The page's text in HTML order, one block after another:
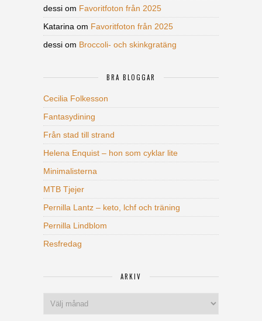
dessi om Favoritfoton från 2025
Katarina om Favoritfoton från 2025
dessi om Broccoli- och skinkgratäng
BRA BLOGGAR
Cecilia Folkesson
Fantasydining
Från stad till strand
Helena Enquist – hon som cyklar lite
Minimalisterna
MTB Tjejer
Pernilla Lantz – keto, lchf och träning
Pernilla Lindblom
Resfredag
ARKIV